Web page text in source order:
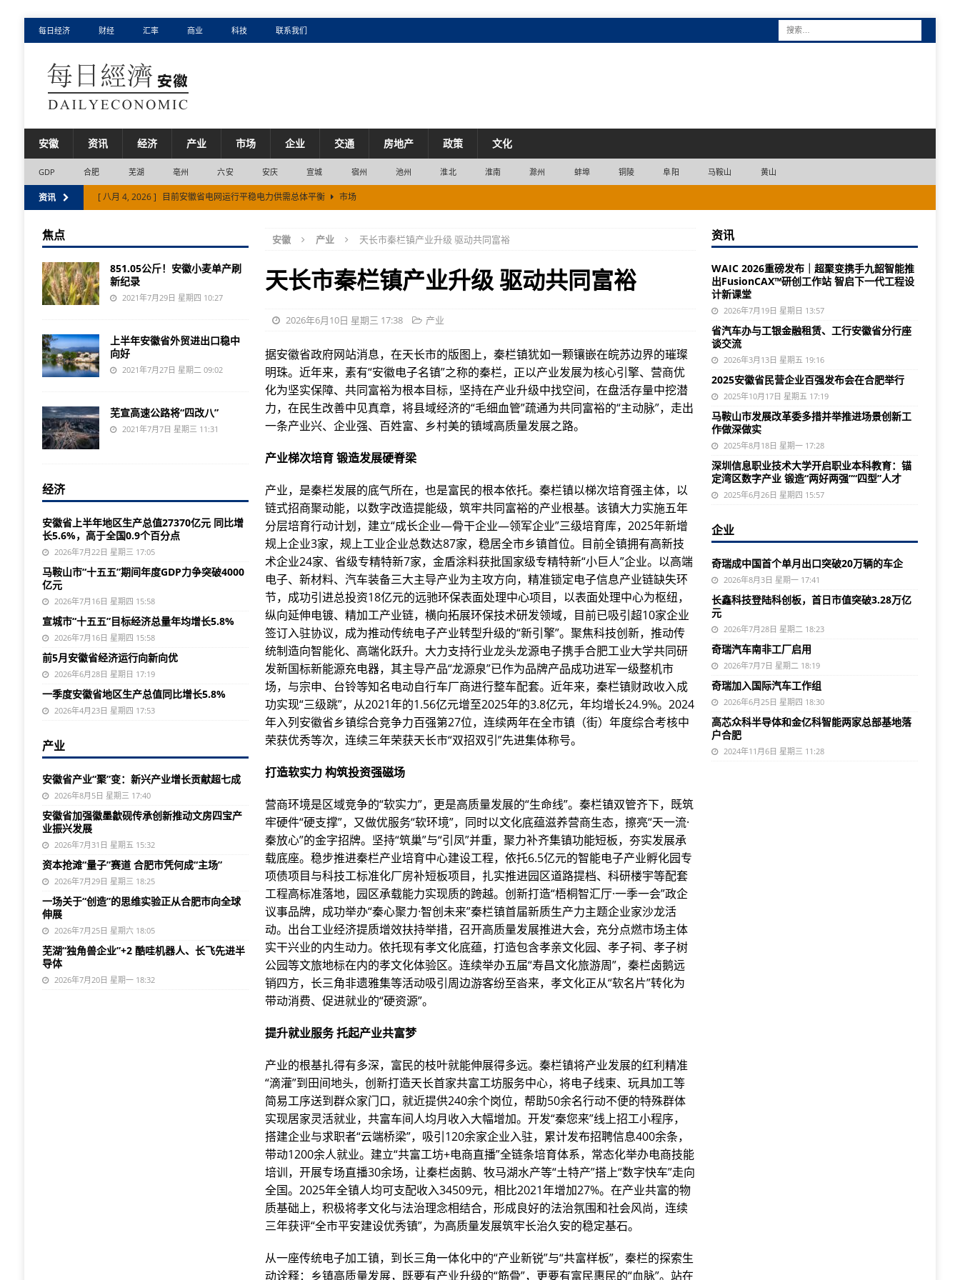
每日经济 财经 汇率 商业 科技 联系我们
安徽 资讯 经济 产业 市场 企业 交通 房地产 政策 文化
GDP 合肥 芜湖 亳州 六安 安庆 宣城 宿州 池州 淮北 淮南 滁州 蚌埠 铜陵 阜阳 马鞍山 黄山
资讯 [ 八月 4, 2026 ] 目前安徽省电网运行平稳电力供需总体平衡
市场
[ 八月 5, 2026 ] 安徽省产业“聚”变：新兴产业增长贡献超七成 产业
安徽 产业 天长市秦栏镇产业升级 驱动共同富裕
天长市秦栏镇产业升级 驱动共同富裕
2026年6月10日 星期三 17:38 产业
据安徽省政府网站消息，在天长市的版图上，秦栏镇犹如一颗镶嵌在皖苏边界的璀璨
明珠。近年来，素有“安徽电子名镇”之称的秦栏，正以产业发展为核心引擎、营商优
化为坚实保障、共同富裕为根本目标，坚持在产业升级中找空间，在盘活存量中挖潜
力，在民生改善中见真章，将县域经济的“毛细血管”疏通为共同富裕的“主动脉”，走出
一条产业兴、企业强、百姓富、乡村美的镇域高质量发展之路。
产业梯次培育 锻造发展硬脊梁
产业，是秦栏发展的底气所在，也是富民的根本依托。秦栏镇以梯次培育强主体，以
链式招商聚动能，以数字改造提能级，筑牢共同富裕的产业根基。该镇大力实施五年
分层培育行动计划，建立“成长企业—骨干企业—领军企业”三级培育库，2025年新增
规上企业3家，规上工业企业总数达87家，稳居全市乡镇首位。目前全镇拥有高新技
术企业24家、省级专精特新7家，金盾涂料获批国家级专精特新“小巨人”企业。以高端
电子、新材料、汽车装备三大主导产业为主攻方向，精准锁定电子信息产业链缺失环
节，成功引进总投资18亿元的远驰环保表面处理中心项目，以表面处理中心为枢纽，
纵向延伸电镀、精加工产业链，横向拓展环保技术研发领域，目前已吸引超10家企业
签订入驻协议，成为推动传统电子产业转型升级的“新引擎”。聚焦科技创新，推动传
统制造向智能化、高端化跃升。大力支持行业龙头龙源电子携手合肥工业大学共同研
发新国标新能源充电器，其主导产品“龙源泉”已作为品牌产品成功进军一级整机市
场，与宗申、台铃等知名电动自行车厂商进行整车配套。近年来，秦栏镇财政收入成
功实现“三级跳”，从2021年的1.56亿元增至2025年的3.8亿元，年均增长24.9%。2024
年入列安徽省乡镇综合竞争力百强第27位，连续两年在全市镇（街）年度综合考核中
荣获优秀等次，连续三年荣获天长市“双招双引”先进集体称号。
打造软实力 构筑投资强磁场
营商环境是区域竞争的“软实力”，更是高质量发展的“生命线”。秦栏镇双管齐下，既筑
牢硬件“硬支撑”，又做优服务“软环境”，同时以文化底蕴滋养营商生态，擦亮“天一流·
秦放心”的金字招牌。坚持“筑巢”与“引凤”并重，聚力补齐集镇功能短板，夯实发展承
载底座。稳步推进秦栏产业培育中心建设工程，依托6.5亿元的智能电子产业孵化园专
项债项目与科技工标准化厂房补短板项目，扎实推进园区道路提档、科研楼宇等配套
工程高标准落地，园区承载能力实现质的跨越。创新打造“梧桐智汇厅·一季一会”政企
议事品牌，成功举办“秦心聚力·智创未来”秦栏镇首届新质生产力主题企业家沙龙活
动。出台工业经济提质增效扶持举措，召开高质量发展推进大会，充分点燃市场主体
实干兴业的内生动力。依托现有孝文化底蕴，打造包含孝亲文化园、孝子祠、孝子树
公园等文旅地标在内的孝文化体验区。连续举办五届“寿昌文化旅游周”，秦栏卤鹅远
销四方，长三角非遗雅集等活动吸引周边游客纷至沓来，孝文化正从“软名片”转化为
带动消费、促进就业的“硬资源”。
提升就业服务 托起产业共富梦
产业的根基扎得有多深，富民的枝叶就能伸展得多远。秦栏镇将产业发展的红利精准
“滴灌”到田间地头，创新打造天长首家共富工坊服务中心，将电子线束、玩具加工等
简易工序送到群众家门口，就近提供240余个岗位，帮助50余名行动不便的特殊群体
实现居家灵活就业，共富车间人均月收入大幅增加。开发“秦您来”线上招工小程序，
搭建企业与求职者“云端桥梁”，吸引120余家企业入驻，累计发布招聘信息400余条，
带动1200余人就业。建立“共富工坊+电商直播”全链条培育体系，常态化举办电商技能
培训，开展专场直播30余场，让秦栏卤鹅、牧马湖水产等“土特产”搭上“数字快车”走向
全国。2025年全镇人均可支配收入34509元，相比2021年增加27%。在产业共富的物
质基础上，积极将孝文化与法治理念相结合，形成良好的法治氛围和社会风尚，连续
三年获评“全市平安建设优秀镇”，为高质量发展筑牢长治久安的稳定基石。
从一座传统电子加工镇，到长三角一体化中的“产业新锐”与“共富样板”，秦栏的探索生
动诠释：乡镇高质量发展，既要有产业升级的“筋骨”，更要有富民惠民的“血脉”。站在
焦点
851.05公斤！安徽小麦单产刷
新纪录
2021年7月29日 星期四 10:27
上半年安徽省外贸进出口稳中
向好
2021年7月27日 星期二 09:02
芜宣高速公路将“四改八”
2021年7月7日 星期三 11:31
经济
安徽省上半年地区生产总值27370亿元 同比增
长5.6%，高于全国0.9个百分点
2026年7月22日 星期三 17:05
马鞍山市“十五五”期间年度GDP力争突破4000
亿元
2026年7月16日 星期四 15:58
宣城市“十五五”目标经济总量年均增长5.8%
2026年7月16日 星期四 15:58
前5月安徽省经济运行向新向优
2026年6月28日 星期日 17:19
一季度安徽省地区生产总值同比增长5.8%
2026年4月23日 星期四 17:53
产业
安徽省产业“聚”变：新兴产业增长贡献超七成
2026年8月5日 星期三 17:40
安徽省加强徽墨歙砚传承创新推动文房四宝产
业振兴发展
2026年7月31日 星期五 15:32
资本抢滩“量子”赛道 合肥市凭何成“主场”
2026年7月29日 星期三 18:25
一场关于“创造”的思维实验正从合肥市向全球
伸展
2026年7月25日 星期六 18:05
芜湖“独角兽企业”+2 酷哇机器人、长飞先进半
导体
2026年7月20日 星期一 18:32
资讯
WAIC 2026重磅发布｜超聚变携手九韶智能推
出FusionCAX™研创工作站 智启下一代工程设
计新课堂
2026年7月19日 星期日 13:57
省汽车办与工银金融租赁、工行安徽省分行座
谈交流
2026年3月13日 星期五 19:16
2025安徽省民营企业百强发布会在合肥举行
2025年10月17日 星期五 17:19
马鞍山市发展改革委多措并举推进场景创新工
作做深做实
2025年8月18日 星期一 17:28
深圳信息职业技术大学开启职业本科教育：锚
定湾区数字产业 锻造“两好两强”“四型”人才
2025年6月26日 星期四 15:57
企业
奇瑞成中国首个单月出口突破20万辆的车企
2026年8月3日 星期一 17:41
长鑫科技登陆科创板，首日市值突破3.28万亿
元
2026年7月28日 星期二 18:23
奇瑞汽车南非工厂启用
2026年7月7日 星期二 18:19
奇瑞加入国际汽车工作组
2026年6月25日 星期四 18:30
高芯众科半导体和金亿科智能两家总部基地落
户合肥
2024年11月6日 星期三 11:28